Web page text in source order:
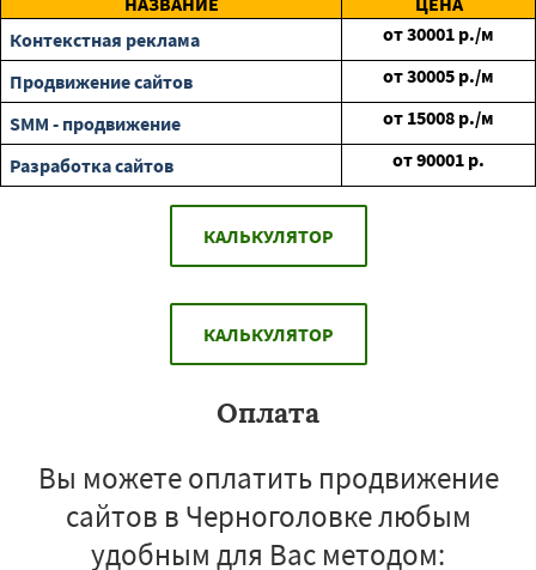
Контекстная реклама
от30001 р./м
Продвижение сайтов
от30005 р./м
SMM - продвижение
от 15008 р./м
Разработка сайтов
от90001 р.
КАЛЬКУЛЯТОР
КАЛЬКУЛЯТОР
Оплата
Вы можете оплатить продвижение
сайтов в Черноголовке любым
удобным для Вас методом: